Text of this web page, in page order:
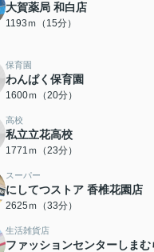
大賀薬局 和白店
1193ｍ（15分）
保育園
わんぱく保育園
1600ｍ（20分）
高校
私立立花高校
1771ｍ（23分）
スーパー
にしてつストア 香椎花園店
2625ｍ（33分）
生活雑貨店
ファッションセンターしまむ